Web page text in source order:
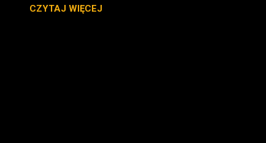
pl/97-legendy?p=2
CZYTAJ WIĘCEJ